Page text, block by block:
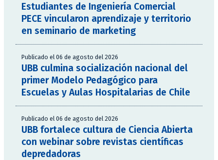
Estudiantes de Ingeniería Comercial
PECE vincularon aprendizaje y territorio
en seminario de marketing
Publicado el 06 de agosto del 2026
UBB culmina socialización nacional del
primer Modelo Pedagógico para
Escuelas y Aulas Hospitalarias de Chile
Publicado el 06 de agosto del 2026
UBB fortalece cultura de Ciencia Abierta
con webinar sobre revistas científicas
depredadoras